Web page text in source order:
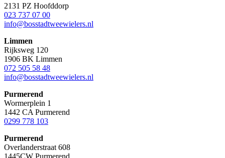
2131 PZ Hoofddorp
023 737 07 00
info@bosstadtweewielers.nl
Limmen
Rijksweg 120
1906 BK Limmen
072 505 58 48
info@bosstadtweewielers.nl
Purmerend
Wormerplein 1
1442 CA Purmerend
0299 778 103
Purmerend
Overlanderstraat 608
1445CW Purmerend